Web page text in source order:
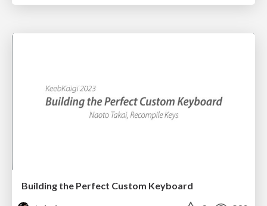
Building the Perfect Custom Keyboard